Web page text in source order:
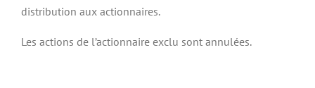
distribution aux actionnaires.
Les actions de l’actionnaire exclu sont annulées.